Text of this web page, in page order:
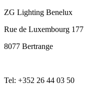
ZG Lighting Benelux
Rue de Luxembourg 177
8077 Bertrange
Tel: +352 26 44 03 50